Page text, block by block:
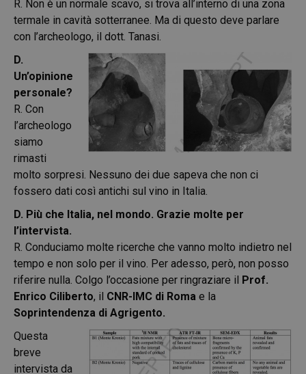
R. Non è un normale scavo, si trova all’interno di una zona
termale in cavità sotterranee. Ma di questo deve parlare
con l’archeologo, il dott. Tanasi.
D.
Un’opinione
personale?
R. Con
l’archeologo
siamo
rimasti
molto sorpresi. Nessuno dei due sapeva che non ci
fossero dati così antichi sul vino in Italia.
D. Più che Italia, nel mondo. Grazie molte per
l’intervista.
R. Conduciamo molte ricerche che vanno molto indietro nel
tempo e non solo per il vino. Per adesso, però, non posso
riferire nulla. Colgo l’occasione per ringraziare il Prof.
Enrico Ciliberto, il CNR-IMC di Roma e la
Soprintendenza di Agrigento.
Questa
breve
intervista da